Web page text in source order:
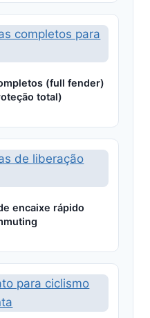
(full fender)
total)
encaixe rápido